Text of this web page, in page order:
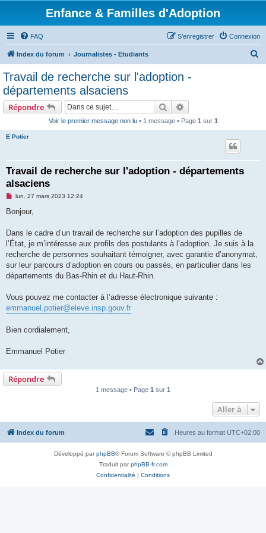
Enfance & Familles d'Adoption
FAQ Connexion
S’enregistrer
Index du forum Journalistes - Etudiants
Travail de recherche sur l'adoption -
départements alsaciens
Répondre Rechercher
Voir le premier message non lu• 1 message • Page 1 sur 1
E Potier
Travail de recherche sur l'adoption - départements
alsaciens
M
s
g
e
n
o
l
u
lun. 27 mars 2023 12:24
Bonjour,
Dans le cadre d’un travail de recherche sur l’adoption des pupilles de
l’État, je m’intéresse aux profils des postulants à l’adoption. Je suis à la
recherche de personnes souhaitant témoigner, avec garantie d’anonymat,
sur leur parcours d’adoption en cours ou passés, en particulier dans les
départements du Bas-Rhin et du Haut-Rhin.
Vous pouvez me contacter à l’adresse électronique suivante :
emmanuel.potier@eleve.insp.gouv.fr
Bien cordialement,
Emmanuel Potier
Répondre
1 message • Page 1 sur 1
Aller à
Index du forum Heures au format UTC+02:00
Développé parphpBB® Forum Software © phpBB Limited
Traduit parphpBB-fr.com
Confidentialité | Conditions